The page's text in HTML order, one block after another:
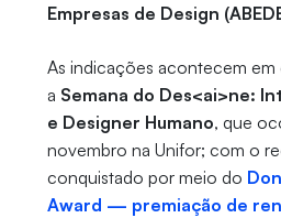
Empresas de Design
As indicações acontecem
a Semana do Des<ai>ne:
e Designer Humano, que
novembro na Unifor; com o
conquistado por meio do
Award — premiação de